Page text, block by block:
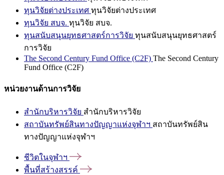
ทุนวิจัยต่างประเทศ ทุนวิจัยต่างประเทศ
ทุนวิจัย สบจ. ทุนวิจัย สบจ.
ทุนสนับสนุนยุทธศาสตร์การวิจัย ทุนสนับสนุนยุทธศาสตร์
การวิจัย
The Second Century Fund Office (C2F) The Second Century
Fund Office (C2F)
หน่วยงานด้านการวิจัย
สำนักบริหารวิจัย สำนักบริหารวิจัย
สถาบันทรัพย์สินทางปัญญาแห่งจุฬาฯ สถาบันทรัพย์สิน
ทางปัญญาแห่งจุฬาฯ
ชีวิตในจุฬาฯ
พื้นที่สร้างสรรค์